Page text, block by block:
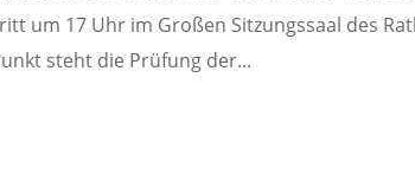
um 17 Uhr im Großen Sitzungssaal des
steht die Prüfung der...